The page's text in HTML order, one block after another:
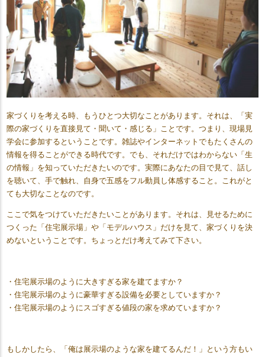
家づくりを考える時、もうひとつ大切なことがあります。それは、「実
際の家づくりを直接見て・聞いて・感じる」ことです。つまり、現場見
学会に参加するということです。雑誌やインターネットでもたくさんの
情報を得ることができる時代です。でも、それだけではわからない「生
の情報」を知っていただきたいのです。実際にあなたの目で見て、話し
を聴いて、手で触れ、自身で五感をフル動員し体感すること。これがと
ても大切なことなのです。
ここで気をつけていただきたいことがあります。それは、見せるために
つくった「住宅展示場」や「モデルハウス」だけを見て、家づくりを決
めないということです。ちょっとだけ考えてみて下さい。
・住宅展示場のように大きすぎる家を建てますか？
・住宅展示場のように豪華すぎる設備を必要としていますか？
・住宅展示場のようにスゴすぎる値段の家を求めていますか？
もしかしたら、「俺は展示場のような家を建てるんだ！」という方もい